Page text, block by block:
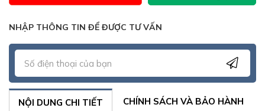
NHẬP THÔNG TIN ĐỂ ĐƯỢC TƯ VẤN
NỘI DUNG CHI TIẾT CHÍNH SÁCH VÀ BẢO HÀNH